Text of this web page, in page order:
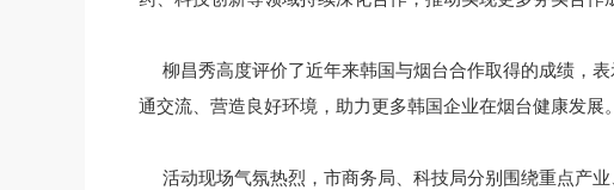
柳昌秀高度评价了近年来韩国与烟台合作取得的成绩，
通交流、营造良好环境，助力更多韩国企业在烟台健康发展。
活动现场气氛热烈，市商务局、科技局分别围绕重点产